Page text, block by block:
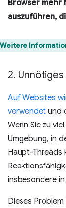
Browser mehr
auszuführen,
Weitere
2. Unnötiges
Auf Websites
verwendet und
Wenn Sie zu
Umgebung, in
Haupt-Threads
insbesondere
Dieses